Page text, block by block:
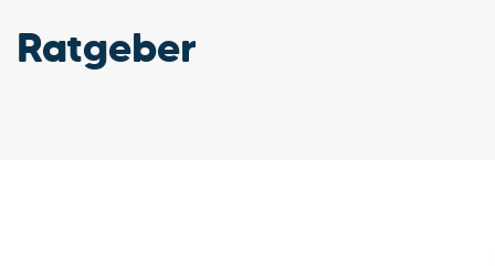
content
Ratgeber